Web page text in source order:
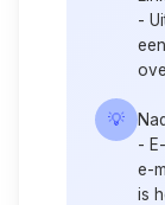
💡
-
-
e-
is